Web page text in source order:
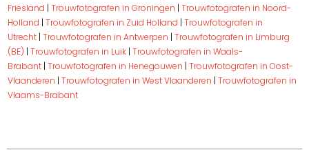
Friesland | Trouwfotografen in Groningen | Trouwfotografen in Noord-
Holland | Trouwfotografen in Zuid Holland | Trouwfotografen in
Utrecht | Trouwfotografen in Antwerpen | Trouwfotografen in Limburg
(BE) | Trouwfotografen in Luik | Trouwfotografen in Waals-
Brabant | Trouwfotografen in Henegouwen | Trouwfotografen in Oost-
Vlaanderen | Trouwfotografen in West Vlaanderen | Trouwfotografen in
Vlaams-Brabant